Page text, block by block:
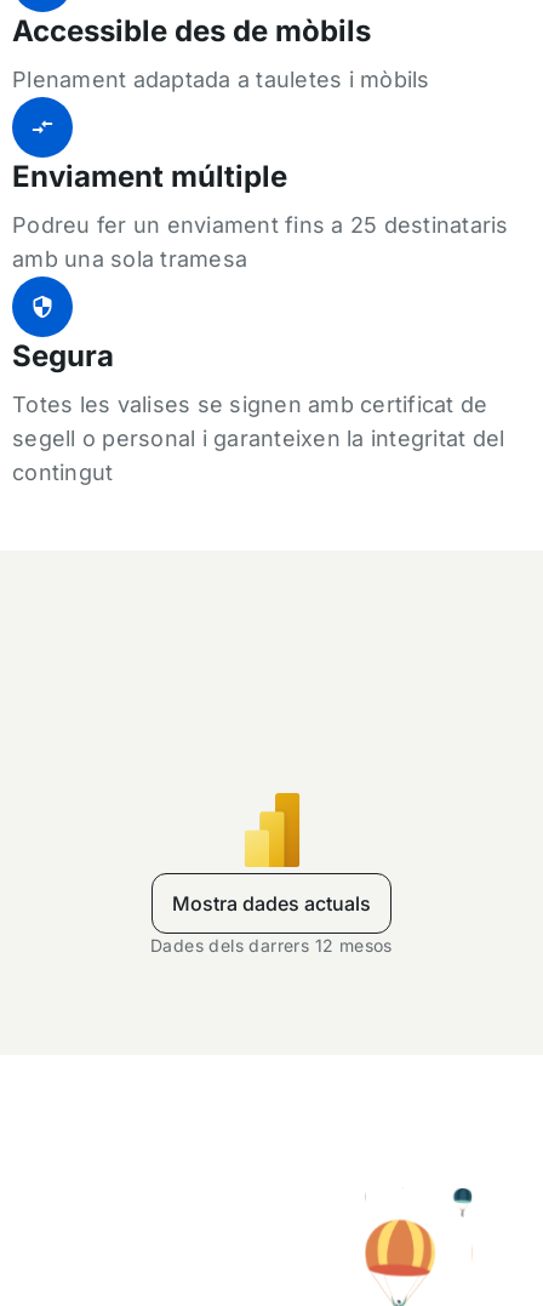
Accessible des de mòbils
Plenament adaptada a tauletes i mòbils
Enviament múltiple
Podreu fer un enviament fins a 25 destinataris
amb una sola tramesa
Segura
Totes les valises se signen amb certificat de
segell o personal i garanteixen la integritat del
contingut
Mostra dades actuals
Dades dels darrers 12 mesos